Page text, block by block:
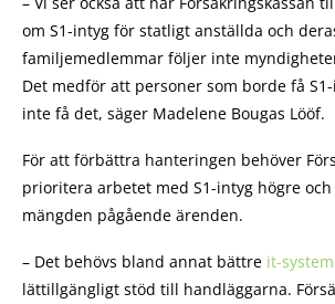
om S1-intyg för statligt anställda och
familjemedlemmar följer inte
Det medför att personer som borde få
inte få det, säger Madelene Bougas Lööf.
För att förbättra hanteringen behöver
prioritera arbetet med S1-intyg högre
mängden pågående ärenden.
– Det behövs bland annat bättre it-system
lättillgängligt stöd till handläggarna.